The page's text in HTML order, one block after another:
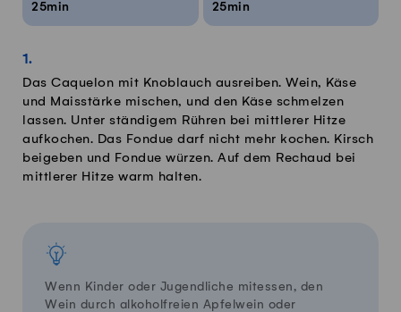
25min
25min
Das Caquelon mit Knoblauch ausreiben. Wein, Käse
und Maisstärke mischen, und den Käse schmelzen
lassen. Unter ständigem Rühren bei mittlerer Hitze
aufkochen. Das Fondue darf nicht mehr kochen. Kirsch
beigeben und Fondue würzen. Auf dem Rechaud bei
mittlerer Hitze warm halten.
Wenn Kinder oder Jugendliche mitessen, den
Wein durch alkoholfreien Apfelwein oder